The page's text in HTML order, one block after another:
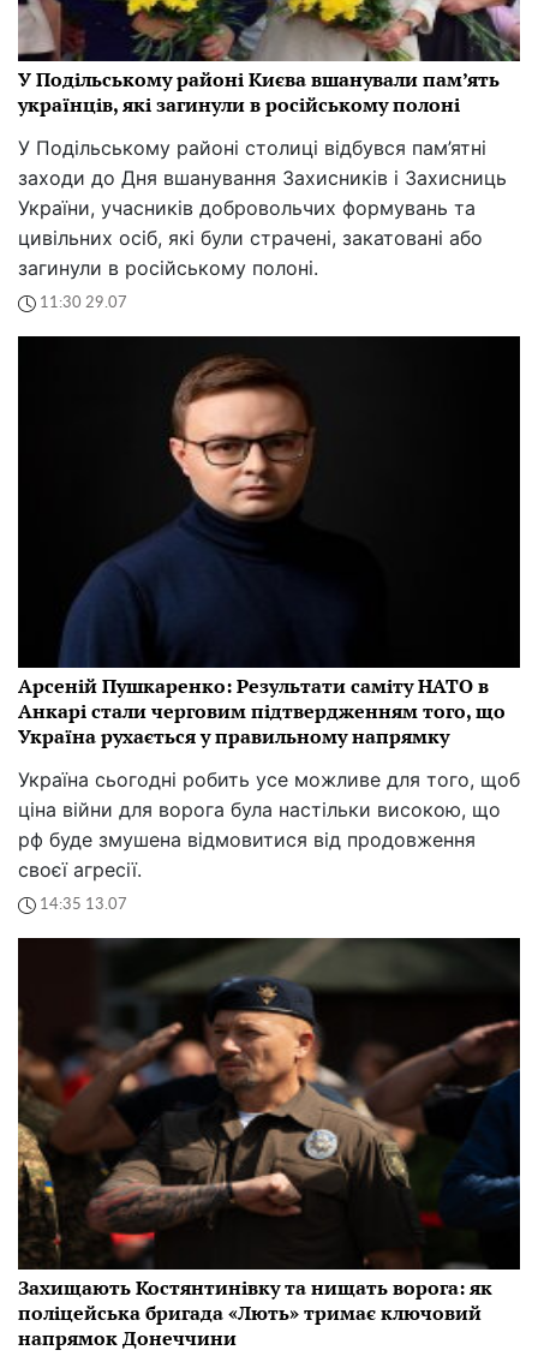
У Подільському районі Києва вшанували пам’ять
українців, які загинули в російському полоні
У Подільському районі столиці відбувся пам’ятні
заходи до Дня вшанування Захисників і Захисниць
України, учасників добровольчих формувань та
цивільних осіб, які були страчені, закатовані або
загинули в російському полоні.
11:30 29.07
Арсеній Пушкаренко: Результати саміту НАТО в
Анкарі стали черговим підтвердженням того, що
Україна рухається у правильному напрямку
Україна сьогодні робить усе можливе для того, щоб
ціна війни для ворога була настільки високою, що
рф буде змушена відмовитися від продовження
своєї агресії.
14:35 13.07
Захищають Костянтинівку та нищать ворога: як
поліцейська бригада «Лють» тримає ключовий
напрямок Донеччини